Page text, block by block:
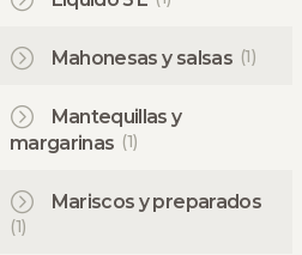
Mahonesas y salsas (1)
Mantequillas y
margarinas (1)
Mariscos y preparados
(1)